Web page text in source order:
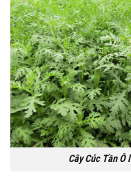
Cây Cúc Tần